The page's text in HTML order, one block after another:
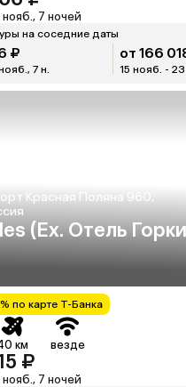
7 ночей
на соседние даты
₽
7 н.
от 166
15 нояб. -
Красная Поляна 960,
(Ex. Отель Горки
по карте Т-Банка
км везде
₽
7 ночей